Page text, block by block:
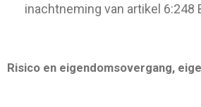
inachtneming van artikel 6:248
Risico en eigendomsovergang,